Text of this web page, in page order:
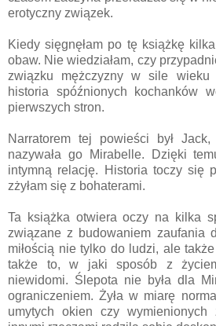
erotyczny związek.
Kiedy sięgnęłam po tę książkę
obaw. Nie wiedziałam, czy
związku mężczyzny w sile wieku
historia spóźnionych kochanków
pierwszych stron.
Narratorem tej powieści był
nazywała go Mirabelle. Dzięki
intymną relację. Historia toczy się
zżyłam się z bohaterami.
Ta książka otwiera oczy na kilka
związane z budowaniem zaufania
miłością nie tylko do ludzi, ale
także to, w jaki sposób z
niewidomi. Ślepota nie była dla
ograniczeniem. Żyła w miarę
umytych okien czy